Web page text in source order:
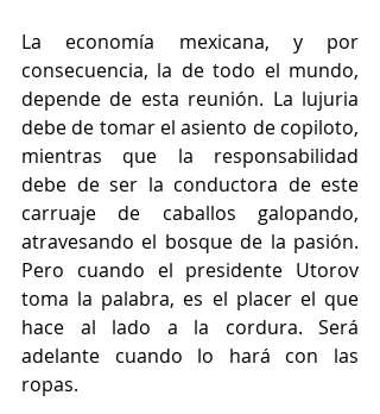
La economía mexicana, y por
consecuencia, la de todo el mundo,
depende de esta reunión. La lujuria
debe de tomar el asiento de copiloto,
mientras que la responsabilidad
debe de ser la conductora de este
carruaje de caballos galopando,
atravesando el bosque de la pasión.
Pero cuando el presidente Utorov
toma la palabra, es el placer el que
hace al lado a la cordura. Será
adelante cuando lo hará con las
ropas.